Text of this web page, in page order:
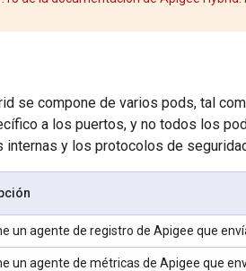
se compone de varios pods, tal
a los puertos, y no todos los
y los protocolos de
un agente de registro de Apigee que
un agente de métricas de Apigee que